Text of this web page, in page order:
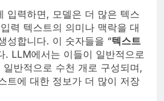
입력하면, 모델은 더 많은 텍스
력 텍스트의 의미나 맥락을 대
성합니다. 이 숫자들을 “텍스트
. LLM에서는 이들이 일반적으로
반적으로 수천 개로 구성되며,
트에 대한 정보가 더 많이 저장